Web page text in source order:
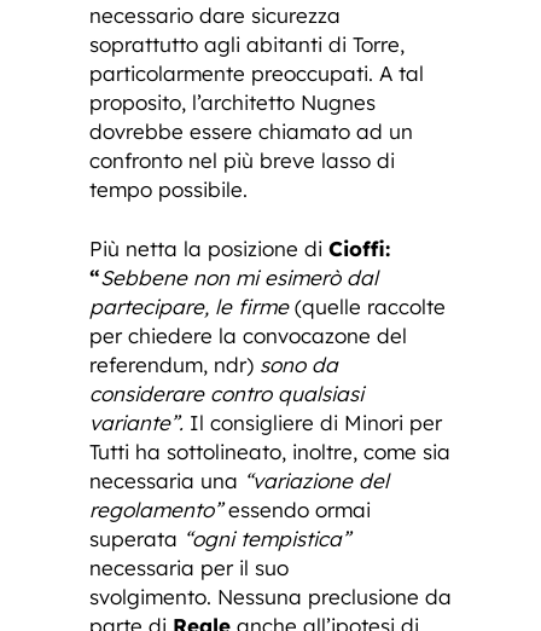
necessario dare sicurezza
soprattutto agli abitanti di Torre,
particolarmente preoccupati. A tal
proposito, l’architetto Nugnes
dovrebbe essere chiamato ad un
confronto nel più breve lasso di
tempo possibile.
Più netta la posizione di Cioffi:
“Sebbene non mi esimerò dal
partecipare, le firme(quelle raccolte
per chiedere la convocazone del
referendum, ndr) sono da
considerare contro qualsiasi
variante”. Il consigliere di Minori per
Tutti ha sottolineato, inoltre, come sia
necessaria una “variazione del
regolamento”essendo ormai
superata “ogni tempistica”
necessaria per il suo
svolgimento. Nessuna preclusione da
parte di Reale anche all’ipotesi di